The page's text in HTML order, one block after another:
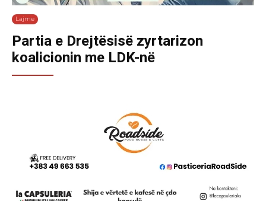
Lajme
Partia e Drejtësisë zyrtarizon
koalicionin me LDK-në